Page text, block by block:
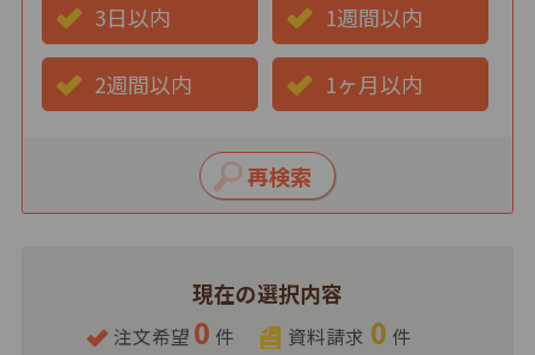
現在の選択内容
注文希望 0 件 資料請求 0 件
3日以内
1週間以内
2週間以内 1ヶ月以内